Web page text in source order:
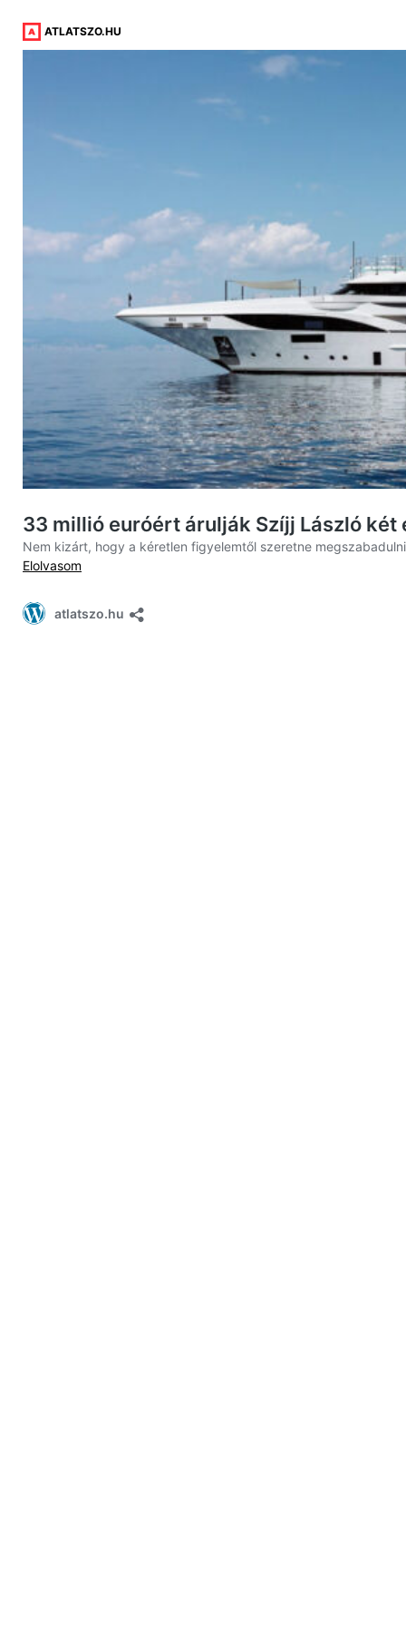
ATLATSZO.HU
33 millió euróért árulják Szíjj László
Nem kizárt, hogy a kéretlen figyelemtől szeretne
Elolvasom
atlatszo.hu